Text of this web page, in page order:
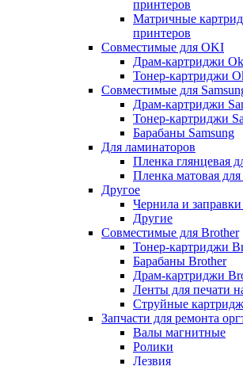
принтеров
Матричные
принтеров
Совместимые для OKI
Драм-картриджи
Тонер-картриджи
Совместимые для
Драм-картриджи
Тонер-картриджи
Барабаны Samsung
Для ламинаторов
Пленка глянцевая
Пленка матовая
Другое
Чернила и
Другие
Совместимые для Brother
Тонер-картриджи
Барабаны Brother
Драм-картриджи
Ленты для печати
Струйные
Запчасти для ремонта
Валы магнитные
Ролики
Лезвия